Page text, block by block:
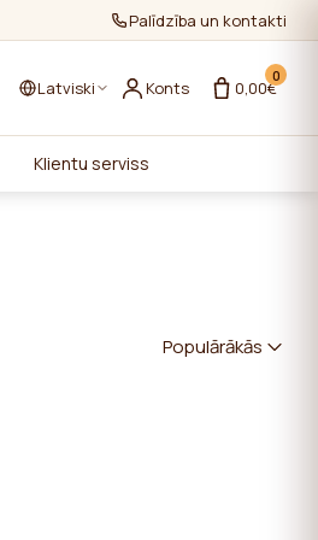
Palīdzība un kontakti
Latviski Konts
0
0,00€
Klientu serviss
Populārākās